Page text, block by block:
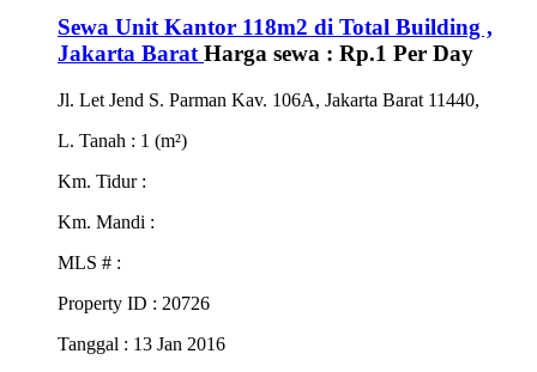
Sewa Unit Kantor 118m2 di Total Building ,
Jakarta BaratHarga sewa : Rp.1 Per Day
Jl. Let Jend S. Parman Kav. 106A, Jakarta Barat 11440,
L. Tanah : 1 (m²)
Km. Tidur :
Km. Mandi :
MLS # :
Property ID : 20726
Tanggal : 13 Jan 2016